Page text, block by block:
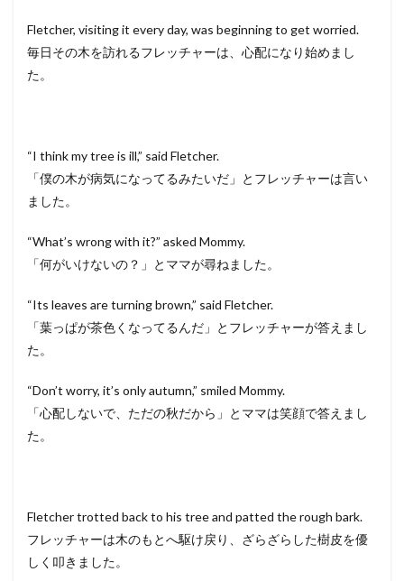
Fletcher, visiting it every day, was beginning to get worried.
毎日その木を訪れるフレッチャーは、心配になり始めまし
た。
“I think my tree is ill,” said Fletcher.
「僕の木が病気になってるみたいだ」とフレッチャーは言い
ました。
“What’s wrong with it?” asked Mommy.
「何がいけないの？」とママが尋ねました。
“Its leaves are turning brown,” said Fletcher.
「葉っぱが茶色くなってるんだ」とフレッチャーが答えまし
た。
“Don’t worry, it’s only autumn,” smiled Mommy.
「心配しないで、ただの秋だから」とママは笑顔で答えまし
た。
Fletcher trotted back to his tree and patted the rough bark.
フレッチャーは木のもとへ駆け戻り、ざらざらした樹皮を優
しく叩きました。